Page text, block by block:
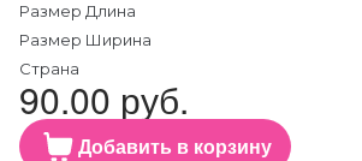
Размер Длина
Размер Ширина
Страна
90.00 руб.
Добавить в корзину